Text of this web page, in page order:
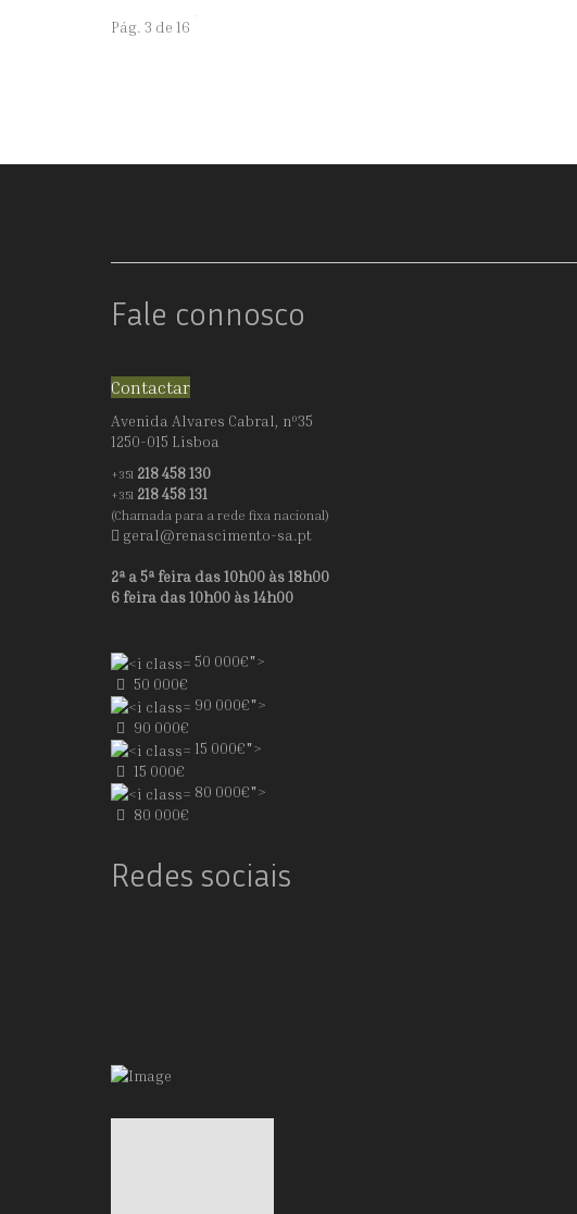
Pág. 3 de 16
Fale connosco
Contactar
Avenida Alvares Cabral, nº35
1250-015 Lisboa
+351 218 458 130
+351 218 458 131
(Chamada para a rede fixa nacional)
geral@renascimento-sa.pt
2ª a 5ª feira das 10h00 às 18h00
6 feira das 10h00 às 14h00
50 000€">
50 000€
90 000€">
90 000€
15 000€">
15 000€
80 000€">
80 000€
Redes sociais